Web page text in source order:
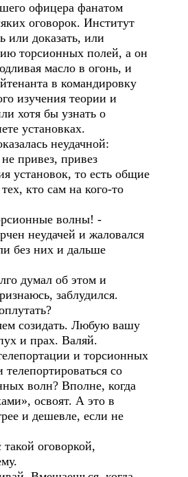
офицера фанатом
оговорок. Институт
или доказать, или
торсионных полей, а он
масло в огонь, и
в командировку
изучения теории и
хотя бы узнать о
установках.
неудачной:
привез, привез
установок, то есть общие
кто сам на кого-то
волны! -
неудачей и жаловался
без них и дальше
думал об этом и
заблудился.
созидать. Любую вашу
и прах. Валяй.
и торсионных
со
волн? Вполне, когда
освоят. А это в
и дешевле, если не
оговоркой,